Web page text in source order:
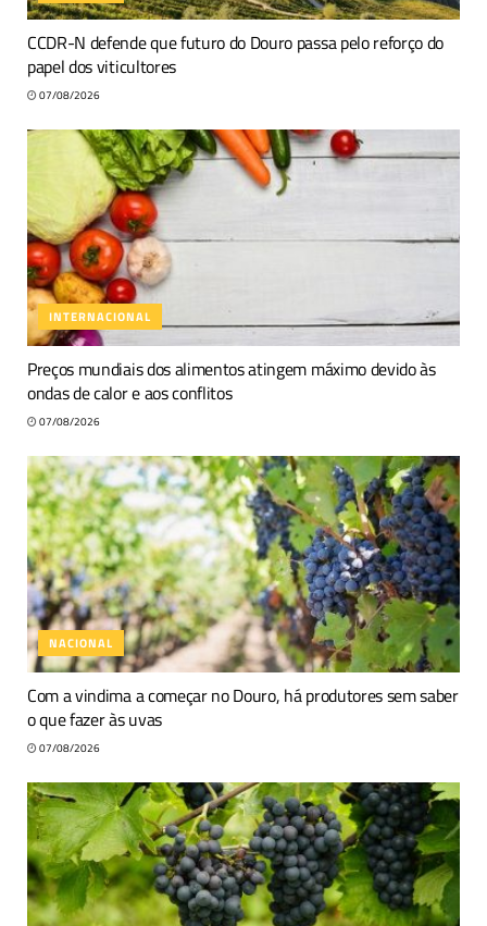
CCDR-N defende que futuro do Douro passa pelo reforço do
papel dos viticultores
07/08/2026
INTERNACIONAL
Preços mundiais dos alimentos atingem máximo devido às
ondas de calor e aos conflitos
07/08/2026
NACIONAL
Com a vindima a começar no Douro, há produtores sem saber
o que fazer às uvas
07/08/2026